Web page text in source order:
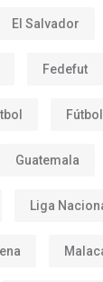
El Salvador
Fedefut
Guatemala
Liga